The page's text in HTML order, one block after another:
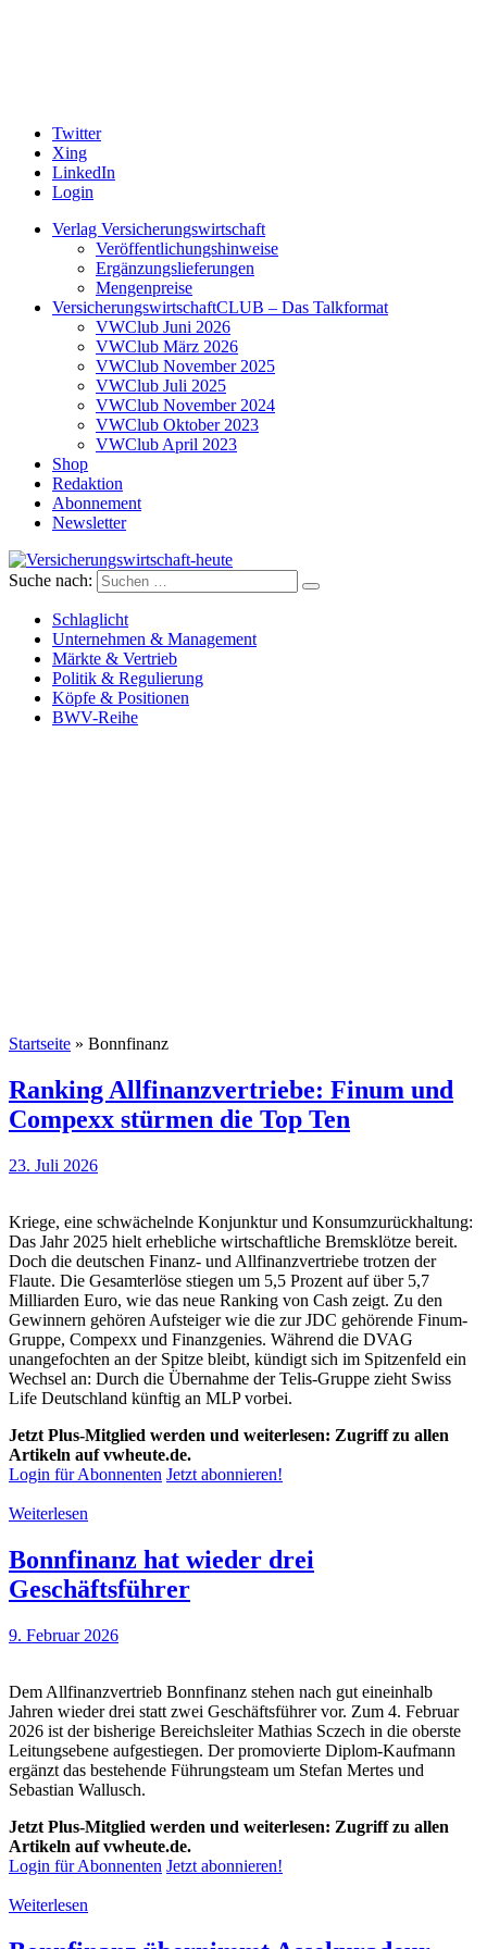
Twitter
Xing
LinkedIn
Login
Verlag Versicherungswirtschaft
Veröffentlichungshinweise
Ergänzungslieferungen
Mengenpreise
VersicherungswirtschaftCLUB – Das Talkformat
VWClub Juni 2026
VWClub März 2026
VWClub November 2025
VWClub Juli 2025
VWClub November 2024
VWClub Oktober 2023
VWClub April 2023
Shop
Redaktion
Abonnement
Newsletter
Versicherungswirtschaft-heute
Suche nach:
Schlaglicht
Unternehmen & Management
Märkte & Vertrieb
Politik & Regulierung
Köpfe & Positionen
BWV-Reihe
Startseite » Bonnfinanz
Ranking Allfinanzvertriebe: Finum und
Compexx stürmen die Top Ten
23. Juli 2026
Kriege, eine schwächelnde Konjunktur und Konsumzurückhaltung:
Das Jahr 2025 hielt erhebliche wirtschaftliche Bremsklötze bereit.
Doch die deutschen Finanz- und Allfinanzvertriebe trotzen der
Flaute. Die Gesamterlöse stiegen um 5,5 Prozent auf über 5,7
Milliarden Euro, wie das neue Ranking von Cash zeigt. Zu den
Gewinnern gehören Aufsteiger wie die zur JDC gehörende Finum-
Gruppe, Compexx und Finanzgenies. Während die DVAG
unangefochten an der Spitze bleibt, kündigt sich im Spitzenfeld ein
Wechsel an: Durch die Übernahme der Telis-Gruppe zieht Swiss
Life Deutschland künftig an MLP vorbei.
Jetzt Plus-Mitglied werden und weiterlesen: Zugriff zu allen
Artikeln auf vwheute.de.
Login für Abonnenten Jetzt abonnieren!
Weiterlesen
Bonnfinanz hat wieder drei
Geschäftsführer
9. Februar 2026
Dem Allfinanzvertrieb Bonnfinanz stehen nach gut eineinhalb
Jahren wieder drei statt zwei Geschäftsführer vor. Zum 4. Februar
2026 ist der bisherige Bereichsleiter Mathias Sczech in die oberste
Leitungsebene aufgestiegen. Der promovierte Diplom-Kaufmann
ergänzt das bestehende Führungsteam um Stefan Mertes und
Sebastian Wallusch.
Jetzt Plus-Mitglied werden und weiterlesen: Zugriff zu allen
Artikeln auf vwheute.de.
Login für Abonnenten Jetzt abonnieren!
Weiterlesen